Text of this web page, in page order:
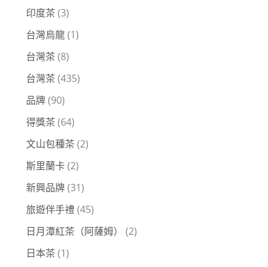
印度茶 (3)
台灣烏龍(1)
台灣茶 (8)
台灣茶 (435)
品牌(90)
得獎茶 (64)
文山包種茶 (2)
斯里蘭卡(2)
新興品牌(31)
旅遊伴手禮(45)
日月潭紅茶（阿薩姆）
(2)
日本茶 (1)